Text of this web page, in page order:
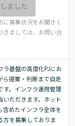
ました
募集状況をお聞きく
きましては、お問い合
ラ基盤の高度化PJにお
ら提案・判断まで自走
す。インフラ運用管理
ただきます。ネット
含めたインフラ全体を
方を募集しておりま